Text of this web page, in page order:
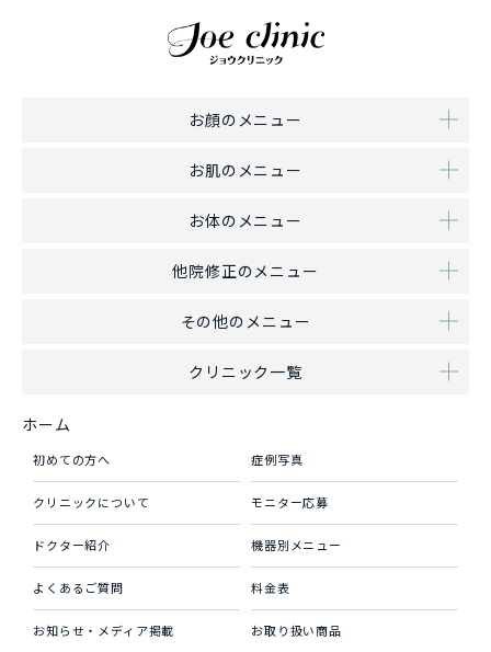
お顔のメニュー
お肌のメニュー
お体のメニュー
他院修正のメニュー
その他のメニュー
クリニック一覧
ホーム
初めての方へ 症例写真
クリニックについて モニター応募
ドクター紹介 機器別メニュー
よくあるご質問 料金表
お知らせ・メディア掲載 お取り扱い商品